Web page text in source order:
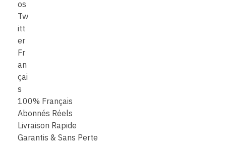
100% Français
Abonnés Réels
Livraison Rapide
Garantis & Sans Perte